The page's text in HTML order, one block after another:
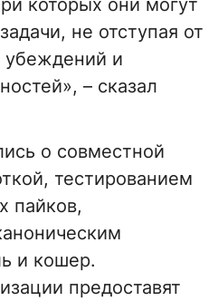
которых они могут
не отступая от
убеждений и
– сказал
о совместной
тестированием
пайков,
и кошер.
предоставят